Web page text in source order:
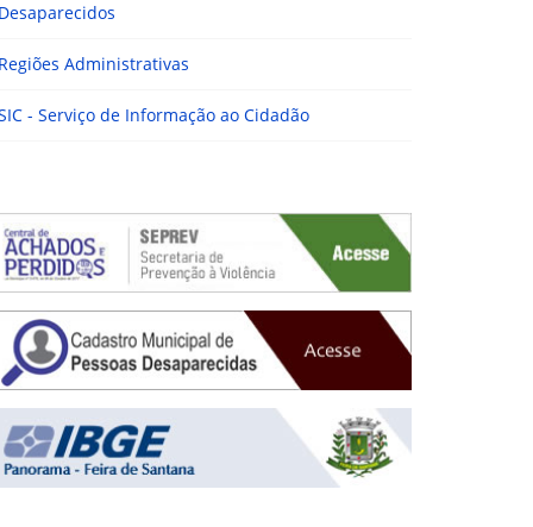
Administrativas
- Serviço de Informação ao Cidadão